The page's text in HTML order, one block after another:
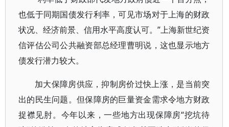
也低于同期国债发行利率，可见市场对于上海的财政
状况、经济前景、信用水平高度认可。”上海新世纪资
信评估公司公共融资部总经理曹明说，这也显示地方
债发行潜力较大。
加大保障房供应，抑制房价过快上涨，是当前突
出的民生问题。但保障房的巨量资金需求令地方财政
捉襟见肘。今年以来，一些地方出现保障房“挖坑待